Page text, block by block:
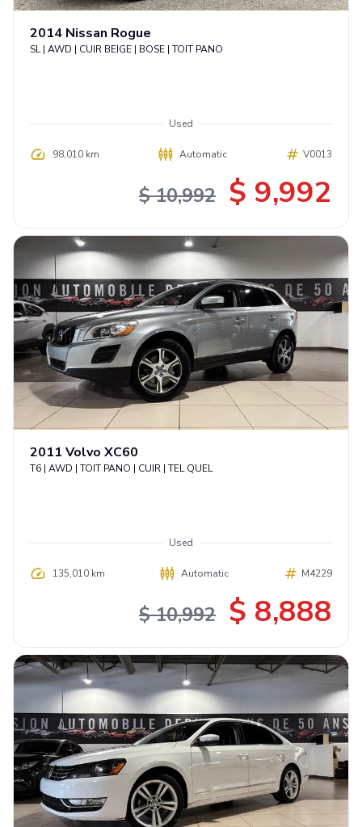
2014 Nissan Rogue
SL | AWD | CUIR BEIGE | BOSE | TOIT PANO
Used
98,010 km Automatic V0013
$ 10,992 $ 9,992
2011 Volvo XC60
T6 | AWD | TOIT PANO | CUIR | TEL QUEL
Used
135,010 km Automatic M4229
$ 10,992 $ 8,888